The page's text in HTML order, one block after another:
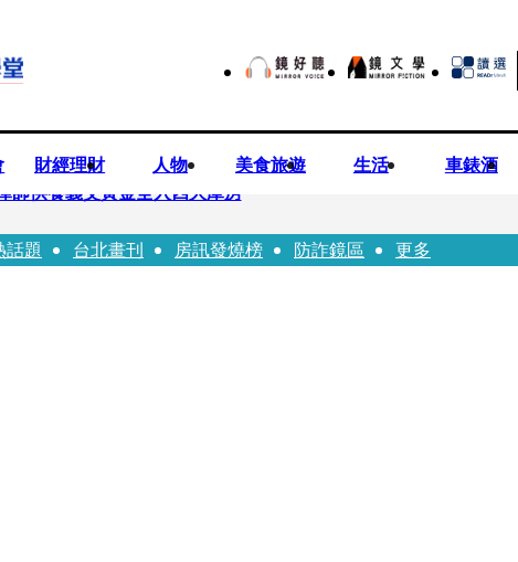
財經理財 人物 美食旅遊 生活 車錶酒
師供養義父黃金全入四大庫房
視預算」 盼在野三思：改凍結處理受質疑項目
話題 台北畫刊 房訊發燒榜 防詐鏡區 更多